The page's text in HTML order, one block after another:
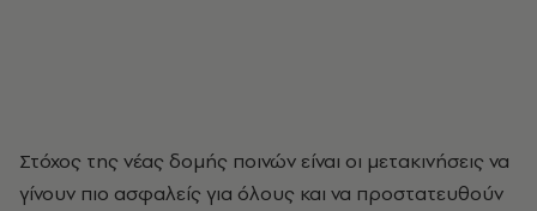
Στόχος της νέας δομής ποινών είναι οι μετακινήσεις να
γίνουν πιο ασφαλείς για όλους και να προστατευθούν